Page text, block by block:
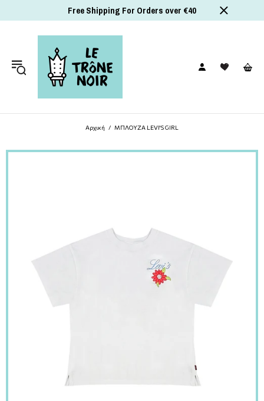
Free Shipping For Orders over €40
Αρχική ΜΠΛΟΥΖΑ LEVI'S GIRL